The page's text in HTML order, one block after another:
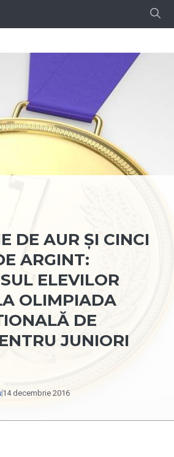
DE AUR ȘI CINCI
ARGINT:
ELEVILOR
OLIMPIADA
DE
JUNIORI
14 decembrie 2016